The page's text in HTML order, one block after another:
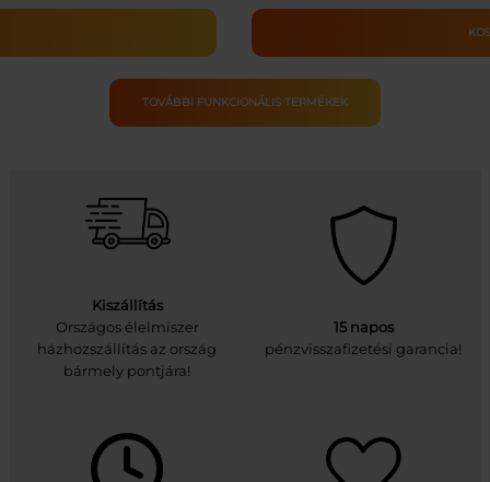
TOVÁBBI FUNKCIONÁLIS TERMÉKEK
Kiszállítás
Országos élelmiszer
házhozszállítás az ország
bármely pontjára!
15 napos
pénzvisszafizetési garancia!